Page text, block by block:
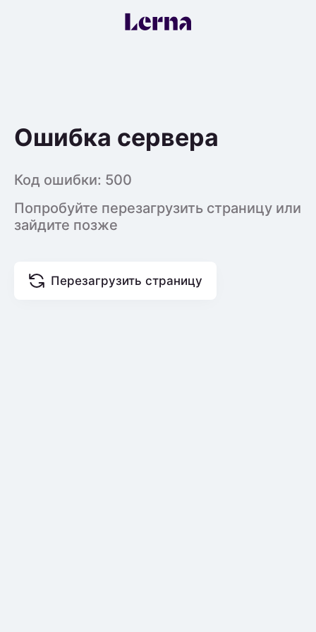
Ошибка сервера
Код ошибки: 500
Попробуйте перезагрузить страницу или
зайдите позже
Перезагрузить страницу